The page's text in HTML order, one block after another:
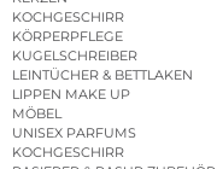
KOCHGESCHIRR
KÖRPERPFLEGE
KUGELSCHREIBER
LEINTÜCHER & BETTLAKEN
LIPPEN MAKE UP
MÖBEL
UNISEX PARFUMS
KOCHGESCHIRR